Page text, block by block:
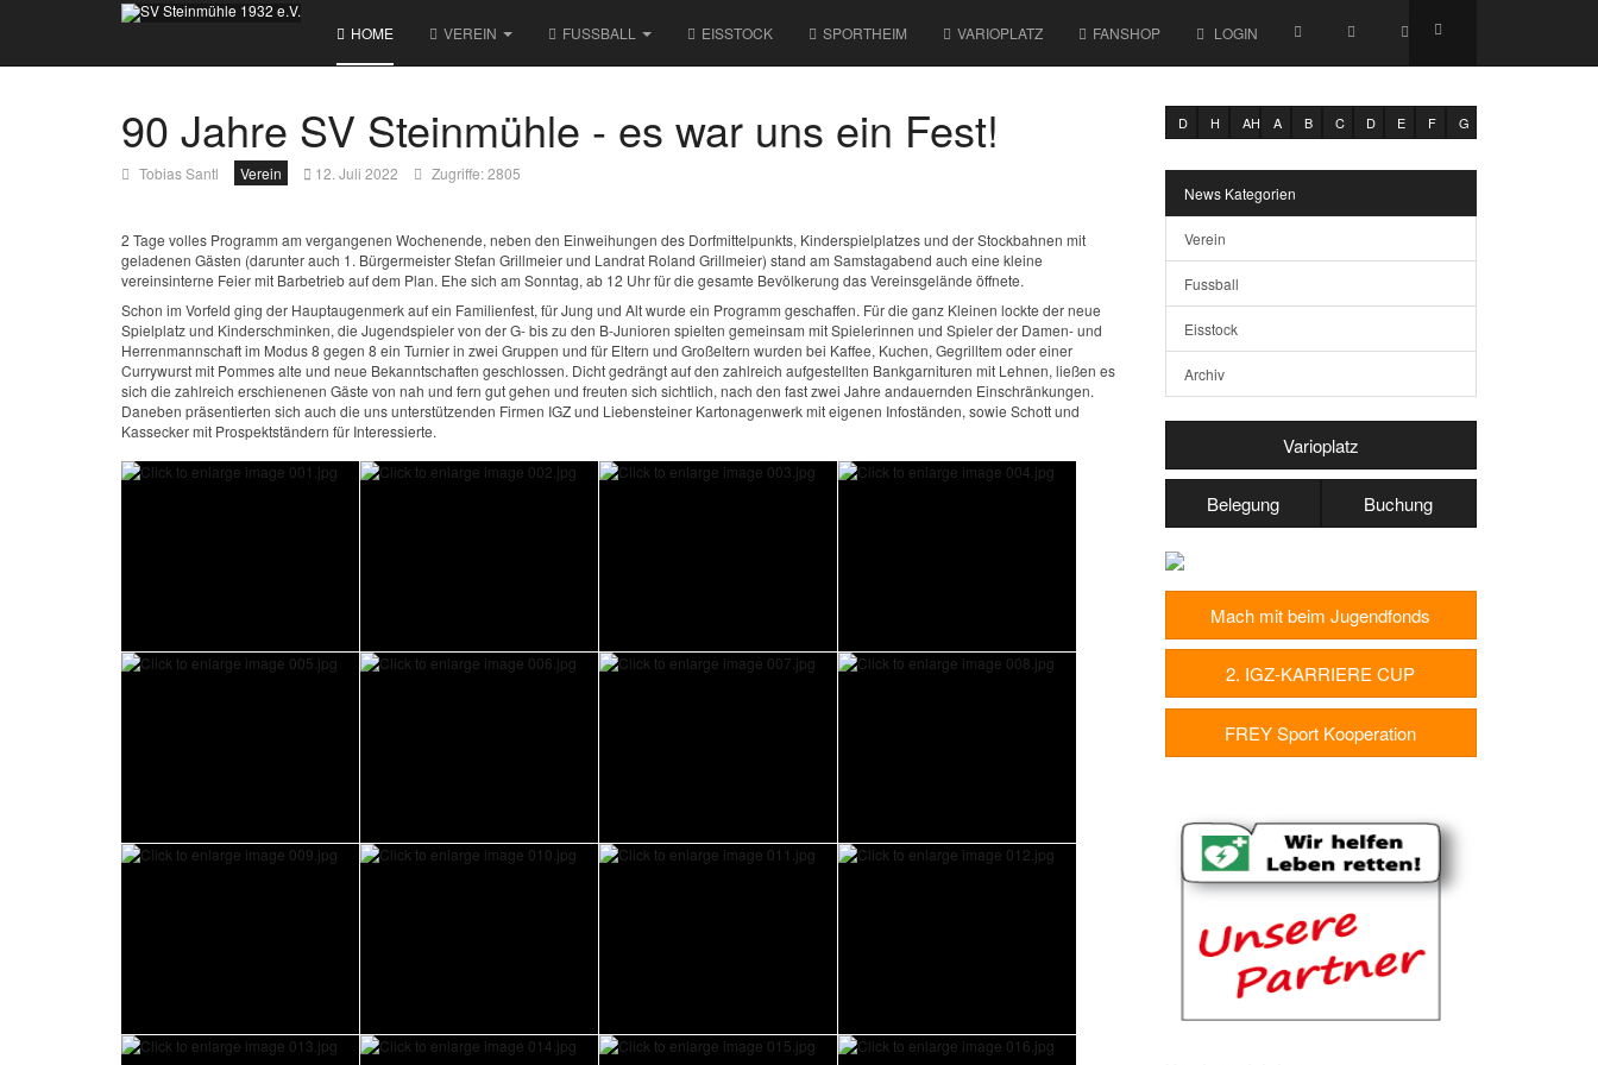
HOME VEREIN FUSSBALL EISSTOCK SPORTHEIM VARIOPLATZ FANSHOP LOGIN
90 Jahre SV Steinmühle - es war uns ein Fest!
Tobias Santl Verein 12. Juli 2022 Zugriffe: 2805
2 Tage volles Programm am vergangenen Wochenende, neben den Einweihungen des Dorfmittelpunkts, Kinderspielplatzes und der Stockbahnen mit
geladenen Gästen (darunter auch 1. Bürgermeister Stefan Grillmeier und Landrat Roland Grillmeier) stand am Samstagabend auch eine kleine
vereinsinterne Feier mit Barbetrieb auf dem Plan. Ehe sich am Sonntag, ab 12 Uhr für die gesamte Bevölkerung das Vereinsgelände öffnete.
Schon im Vorfeld ging der Hauptaugenmerk auf ein Familienfest, für Jung und Alt wurde ein Programm geschaffen. Für die ganz Kleinen lockte der neue
Spielplatz und Kinderschminken, die Jugendspieler von der G- bis zu den B-Junioren spielten gemeinsam mit Spielerinnen und Spieler der Damen- und
Herrenmannschaft im Modus 8 gegen 8 ein Turnier in zwei Gruppen und für Eltern und Großeltern wurden bei Kaffee, Kuchen, Gegrilltem oder einer
Currywurst mit Pommes alte und neue Bekanntschaften geschlossen. Dicht gedrängt auf den zahlreich aufgestellten Bankgarnituren mit Lehnen, ließen es
sich die zahlreich erschienenen Gäste von nah und fern gut gehen und freuten sich sichtlich, nach den fast zwei Jahre andauernden Einschränkungen.
Daneben präsentierten sich auch die uns unterstützenden Firmen IGZ und Liebensteiner Kartonagenwerk mit eigenen Infoständen, sowie Schott und
Kassecker mit Prospektständern für Interessierte.
D H AH A B C D E F G
News Kategorien
Verein
Fussball
Eisstock
Archiv
Varioplatz
Belegung Buchung
Mach mit beim Jugendfonds
2. IGZ-KARRIERE CUP
FREY Sport Kooperation